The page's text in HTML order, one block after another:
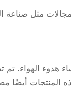
مثل صناعة
هدوء الهواء. تم
المنتجات أيضًا